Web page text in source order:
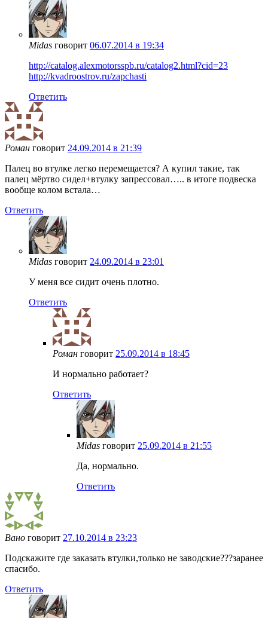
Midas говорит 06.07.2014 в 19:34
http://catalog.alexmotorsspb.ru/catalog2.html?cid=23
http://kvadroostrov.ru/zapchasti
Ответить
Роман говорит 24.09.2014 в 21:39
Палец во втулке легко перемещается? А купил такие, так
палец мёртво сидел+втулку запрессовал….. в итоге подвеска
вообще колом встала…
Ответить
Midas говорит 24.09.2014 в 23:01
У меня все сидит очень плотно.
Ответить
Роман говорит 25.09.2014 в 18:45
И нормально работает?
Ответить
Midas говорит 25.09.2014 в 21:55
Да, нормально.
Ответить
Вано говорит 27.10.2014 в 23:23
Подскажите где заказать втулки,только не заводские???заранее
спасибо.
Ответить